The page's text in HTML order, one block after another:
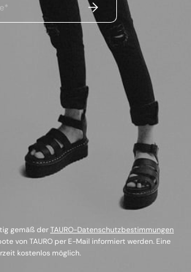
ABSENDEN
gemäß derTAURO-Datenschutzbestimmungen
von TAURO per E-Mail informiert werden. Eine
kostenlos möglich.